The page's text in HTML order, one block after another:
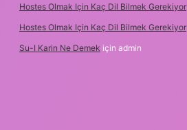
Hostes Olmak Için Kaç Dil Bilmek Gerekiyor
Hostes Olmak Için Kaç Dil Bilmek Gerekiyor
Su-I Karin Ne Demek için admin